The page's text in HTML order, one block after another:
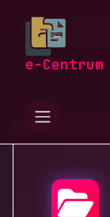
e-
zlewozmywaki-
Biuro i